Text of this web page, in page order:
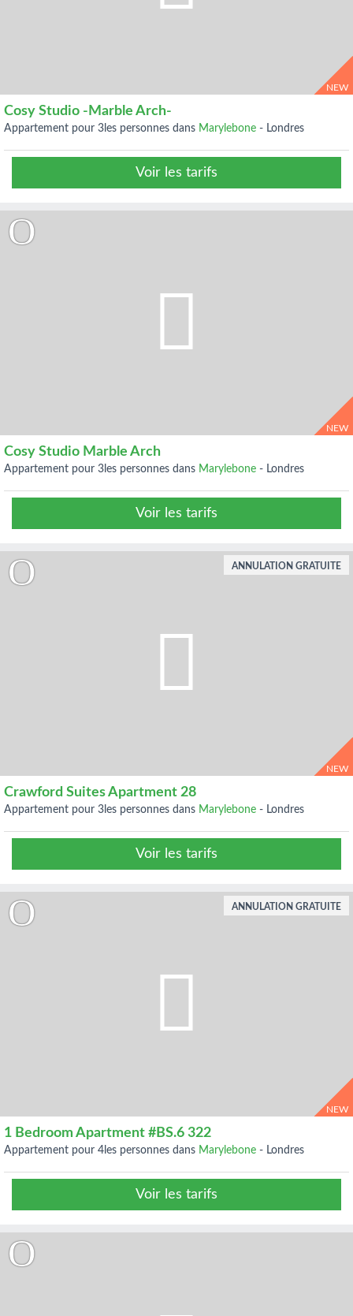
NEW
Cosy Studio -Marble Arch-
appartement pour 3les personnes dans Marylebone - Londres
Voir les tarifs
NEW
Cosy Studio Marble Arch
appartement pour 3les personnes dans Marylebone - Londres
Voir les tarifs
NEW
Crawford Suites Apartment 28
appartement pour 3les personnes dans Marylebone - Londres
Voir les tarifs
ANNULATION GRATUITE
NEW
1 Bedroom Apartment #BS.6 322
appartement pour 4les personnes dans Marylebone - Londres
Voir les tarifs
ANNULATION GRATUITE